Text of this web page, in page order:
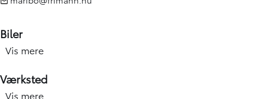
Biler
Nye biler
Kampagner
Vis mere
Værksted
Vis mere